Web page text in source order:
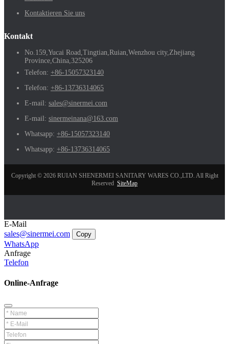
Kontaktieren Sie uns
Kontakt
No.159,Yucai Road,Tingtian,Ruian,Wenzhou city,Zhejiang
Province,China,325206
Telefon: +86-15057323140
Telefon: +86-13736314065
E-mail: sales@sinermei.com
E-mail: sinermeinana@163.com
Whatsapp: +86-15057323140
Whatsapp: +86-13736314065
Copyright © 2026 RUIAN SHENERMEI SANITARY WARES CO.,LTD. All Right
Reserved SiteMap
E-Mail
sales@sinermei.com
Copy
WhatsApp
Anfrage
Telefon
Online-Anfrage